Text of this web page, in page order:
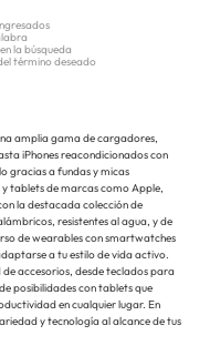
la búsqueda
término deseado
amplia gama de cargadores,
iPhones reacondicionados con
gracias a fundas y micas
tablets de marcas como Apple,
la destacada colección de
resistentes al agua, y de
de wearables con smartwatches
a tu estilo de vida activo.
accesorios, desde teclados para
posibilidades con tablets que
en cualquier lugar. En
y tecnología al alcance de tus